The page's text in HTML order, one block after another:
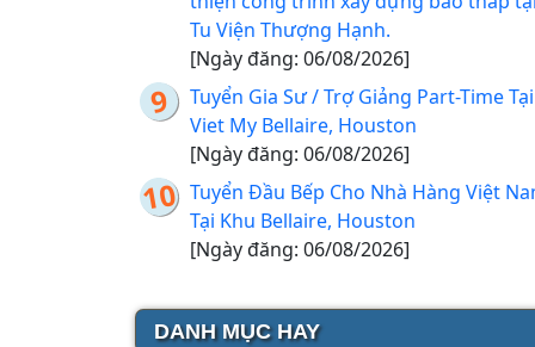
Tu Viện Thượng Hạnh.
[Ngày đăng: 06/08/2026]
Tuyển Gia Sư / Trợ Giảng Part-Time
Viet My Bellaire, Houston
[Ngày đăng: 06/08/2026]
Tuyển Đầu Bếp Cho Nhà Hàng Việt
Tại Khu Bellaire, Houston
[Ngày đăng: 06/08/2026]
DANH MỤC HAY